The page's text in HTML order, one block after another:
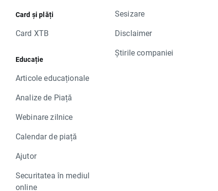
Card și plăți
Card XTB
Educație
Articole educaționale
Analize de Piață
Webinare zilnice
Calendar de piață
Ajutor
Securitatea în mediul
online
Sesizare
Disclaimer
Știrile companiei